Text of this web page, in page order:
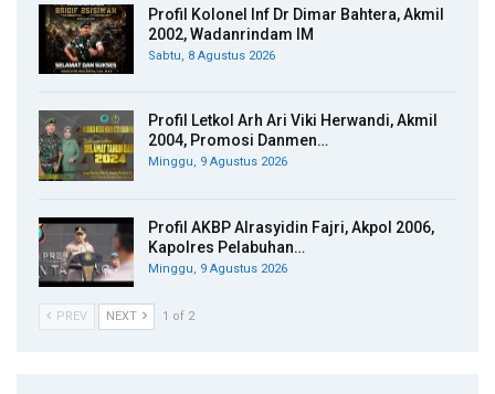
Profil Kolonel Inf Dr Dimar Bahtera, Akmil
2002, Wadanrindam IM
Sabtu, 8 Agustus 2026
Profil Letkol Arh Ari Viki Herwandi, Akmil
2004, Promosi Danmen…
Minggu, 9 Agustus 2026
Profil AKBP Alrasyidin Fajri, Akpol 2006,
Kapolres Pelabuhan…
Minggu, 9 Agustus 2026
PREV NEXT 1 of 2